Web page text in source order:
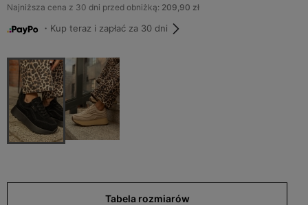
Najniższa cena z 30 dni przed obniżką: 209,90 zł
・Kup teraz i zapłać za 30 dni
Tabela rozmiarów